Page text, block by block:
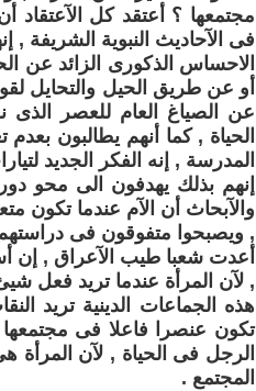
مجتمعها ؟ أعتقد كل الآعتقاد
فى الآحاديث النبوية الشريفة
الاحساس الذكورى الزائد عن
أو عن طريق الحيل والتحايل
عن الصياغ العام للعصر
الحياة , كما أنهم يطالبون
المدرسة , إنه الفكر الجديد
إنهم بذلك يهدفون الى محو
والآبحاث أن الآم عندما تكون
, ويصبحوا متفوقون فى
أعدت شعبا طيب الآعراق , إن
, لآن المرأة عندما تريد فعل
هذه الجماعات الدينية تريد
تكون عنصرا فاعلا فى
الرجل فى الحياة , لآن المرأة
المجتمع .